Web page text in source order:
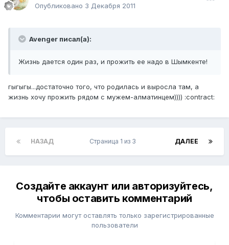
Опубликовано 3 Декабря 2011
Avenger писал(а):
Жизнь дается один раз, и прожить ее надо в Шымкенте!
гыгыгы...достаточно того, что родилась и выросла там, а
жизнь хочу прожить рядом с мужем-алматинцем)))) :contract:
НАЗАД ДАЛЕЕ
Страница 1 из 3
Создайте аккаунт или авторизуйтесь,
чтобы оставить комментарий
Комментарии могут оставлять только зарегистрированные
пользователи